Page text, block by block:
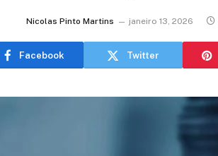
Nicolas Pinto Martins janeiro 13, 2026
Facebook Twitter